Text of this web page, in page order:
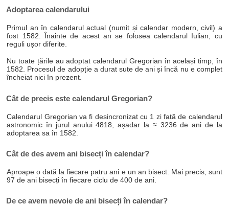
Adoptarea calendarului
Primul an în calendarul actual (numit și calendar modern, civil) a
fost 1582. Înainte de acest an se folosea calendarul Iulian, cu
reguli ușor diferite.
Nu toate țările au adoptat calendarul Gregorian în același timp, în
1582. Procesul de adopție a durat sute de ani și încă nu e complet
încheiat nici în prezent.
Cât de precis este calendarul Gregorian?
Calendarul Gregorian va fi desincronizat cu 1 zi față de calendarul
astronomic în jurul anului 4818, așadar la ≈ 3236 de ani de la
adoptarea sa în 1582.
Cât de des avem ani bisecți în calendar?
Aproape o dată la fiecare patru ani e un an bisect. Mai precis, sunt
97 de ani bisecți în fiecare ciclu de 400 de ani.
De ce avem nevoie de ani bisecți în calendar?